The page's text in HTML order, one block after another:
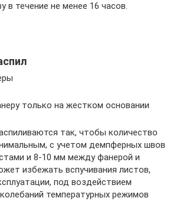
в течение не менее 16 часов.
только на жестком основании
так, чтобы количество
с учетом демпферных швов
и 8-10 мм между фанерой и
избежать вспучивания листов,
под воздействием
температурных режимов